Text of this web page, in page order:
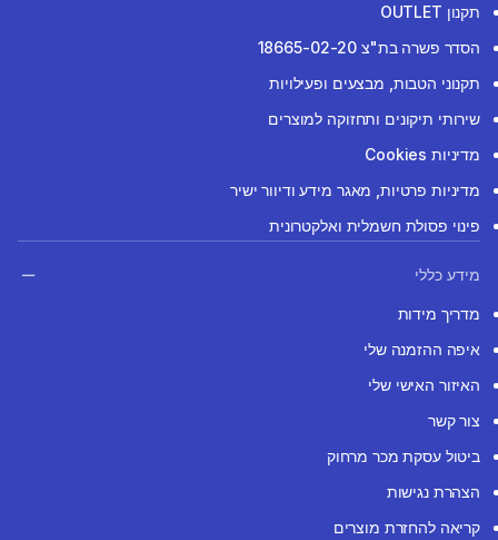
תקנון OUTLET
הסדר פשרה בת"צ 18665-02-20
תקנוני הטבות, מבצעים ופעילויות
שירותי תיקונים ותחזוקה למוצרים
מדיניות Cookies
מדיניות פרטיות, מאגר מידע ודיוור ישיר
פינוי פסולת חשמלית ואלקטרונית
מידע כללי
מדריך מידות
איפה ההזמנה שלי
האיזור האישי שלי
צור קשר
ביטול עסקת מכר מרחוק
הצהרת נגישות
קריאה להחזרת מוצרים